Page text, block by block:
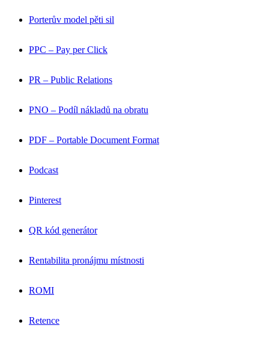
Porterův model pěti sil
PPC – Pay per Click
PR – Public Relations
PNO – Podíl nákladů na obratu
PDF – Portable Document Format
Podcast
Pinterest
QR kód generátor
Rentabilita pronájmu místnosti
ROMI
Retence